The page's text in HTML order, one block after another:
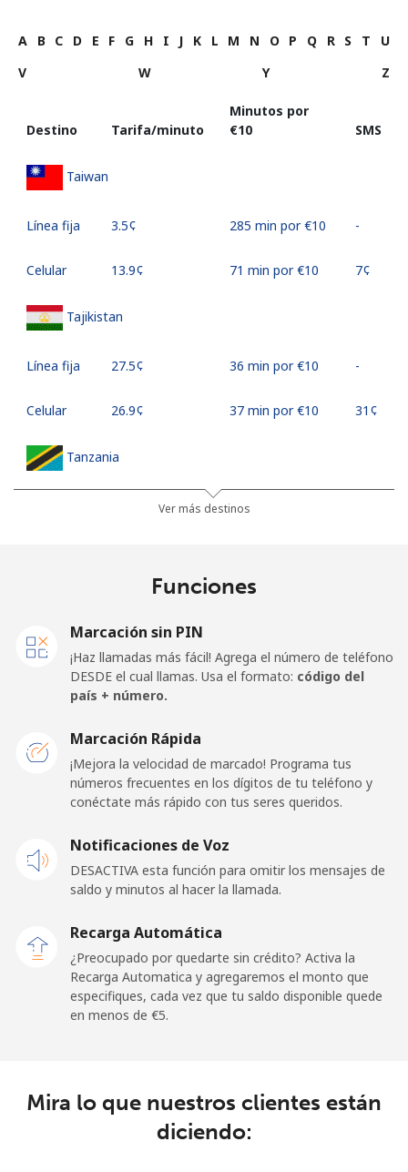
A B C D E F G H I J K L M N O P Q R S T
U
V
W Y Z
Destino Tarifa/minuto
Minutos por
⁦€10⁩
SMS
Taiwan
Línea fija ⁦3.5¢⁩ 285 min por ⁦€10⁩ -
Celular ⁦13.9¢⁩ 71 min por ⁦€10⁩ ⁦7¢⁩
Tajikistan
Línea fija ⁦27.5¢⁩ 36 min por ⁦€10⁩ -
Celular ⁦26.9¢⁩ 37 min por ⁦€10⁩ ⁦31¢⁩
Tanzania
30 min por ⁦€10⁩
Línea fija
⁦3.9¢⁩
Togo
Línea fija ⁦38.5¢⁩ 25 min por ⁦€10⁩ -
Tokelau
country
⁦196.9¢⁩
Tonga
Trinidad And Tobago
Ver más destinos
Funciones
Marcación sin PIN
¡Haz llamadas más fácil! Agrega el número de teléfono
DESDE el cual llamas. Usa el formato: código del
país + número.
Marcación Rápida
¡Mejora la velocidad de marcado! Programa tus
números frecuentes en los dígitos de tu teléfono y
conéctate más rápido con tus seres queridos.
Notificaciones de Voz
DESACTIVA esta función para omitir los mensajes de
saldo y minutos al hacer la llamada.
Recarga Automática
¿Preocupado por quedarte sin crédito? Activa la
Recarga Automatica y agregaremos el monto que
especifiques, cada vez que tu saldo disponible quede
en menos de ⁦€5⁩.
Mira lo que nuestros clientes están
diciendo: